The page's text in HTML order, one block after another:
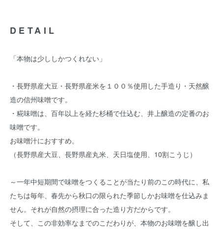
DETAIL
「本物は少ししかつくれない」
・長野県産大豆・長野県産米を１００％使用した手造り・天然醸
造の信州味噌です。
・糀味噌は、百年以上を経た杉桶で仕込む、井上醸造の定番のお
味噌です。
お味噌汁におすすめ。
（長野県産大豆、長野県産丸米、天日塩使用、10割こうじ）
～一年中短期間で味噌をつくることが当たり前のこの時代に、私
たちは毎年、春先から秋口の限られた季節しかお味噌を仕込みま
せん。それが自然の摂理に合った造り方だからです。
そして、この非効率なまでのこだわりが、本物のお味噌を醸し出